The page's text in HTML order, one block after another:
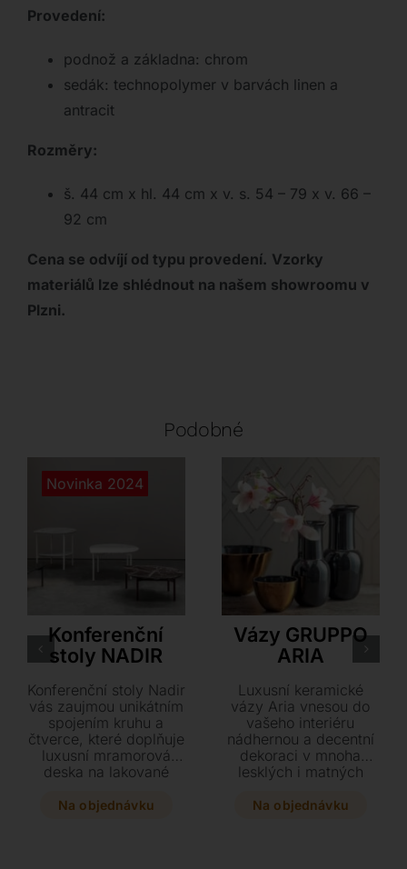
Provedení:
podnož a základna: chrom
sedák: technopolymer v barvách linen a
antracit
Rozměry:
š. 44 cm x hl. 44 cm x v. s. 54 – 79 x v. 66 –
92 cm
Cena se odvíjí od typu provedení. Vzorky
materiálů lze shlédnout na našem showroomu v
Plzni.
Podobné
Novinka 2024
Konferenční
stoly NADIR
Konferenční stoly Nadir
vás zaujmou unikátním
spojením kruhu a
čtverce, které doplňuje
luxusní mramorová
deska na lakované
Vyberte si z několika
Na objednávku
Tonin Casa
Vázy GRUPPO
ARIA
Luxusní keramické
vázy Aria vnesou do
vašeho interiéru
nádhernou a decentní
dekoraci v mnoha
lesklých i matných
si ze dvou velikostí a
Na objednávku